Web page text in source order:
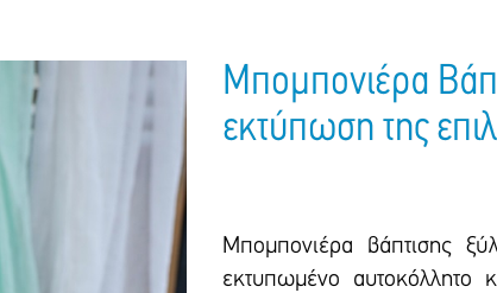
Μπομπονιέρα
εκτύπωση της
Μπομπονιέρα βάπτισης
εκτυπωμένο αυτοκόλλητο